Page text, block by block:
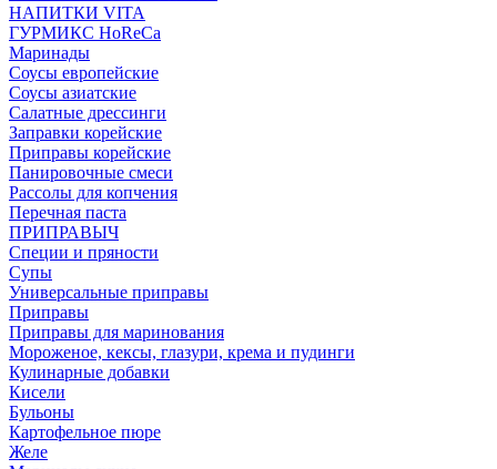
НАПИТКИ VITA
ГУРМИКС HoReCa
Маринады
Соусы европейские
Соуcы азиатские
Салатные дрессинги
Заправки корейские
Приправы корейские
Панировочные смеси
Рассолы для копчения
Перечная паста
ПРИПРАВЫЧ
Специи и пряности
Супы
Универсальные приправы
Приправы
Приправы для маринования
Мороженое, кексы, глазури, крема и пудинги
Кулинарные добавки
Кисели
Бульоны
Картофельное пюре
Желе